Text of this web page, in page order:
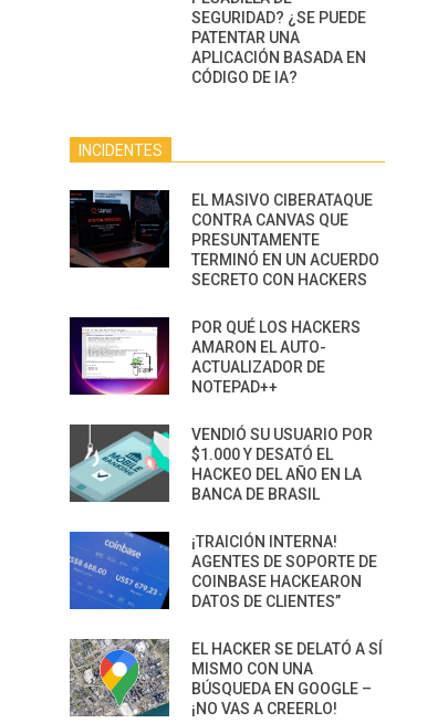
SEGURIDAD? ¿SE PUEDE
PATENTAR UNA
APLICACIÓN BASADA EN
CÓDIGO DE IA?
INCIDENTES
EL MASIVO CIBERATAQUE
CONTRA CANVAS QUE
PRESUNTAMENTE
TERMINÓ EN UN ACUERDO
SECRETO CON HACKERS
POR QUÉ LOS HACKERS
AMARON EL AUTO-
ACTUALIZADOR DE
NOTEPAD++
VENDIÓ SU USUARIO POR
$1.000 Y DESATÓ EL
HACKEO DEL AÑO EN LA
BANCA DE BRASIL
¡TRAICIÓN INTERNA!
AGENTES DE SOPORTE DE
COINBASE HACKEARON
DATOS DE CLIENTES”
EL HACKER SE DELATÓ A SÍ
MISMO CON UNA
BÚSQUEDA EN GOOGLE –
¡NO VAS A CREERLO!